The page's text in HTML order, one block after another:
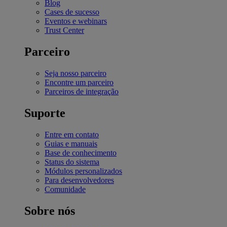
Blog
Cases de sucesso
Eventos e webinars
Trust Center
Parceiro
Seja nosso parceiro
Encontre um parceiro
Parceiros de integração
Suporte
Entre em contato
Guias e manuais
Base de conhecimento
Status do sistema
Módulos personalizados
Para desenvolvedores
Comunidade
Sobre nós